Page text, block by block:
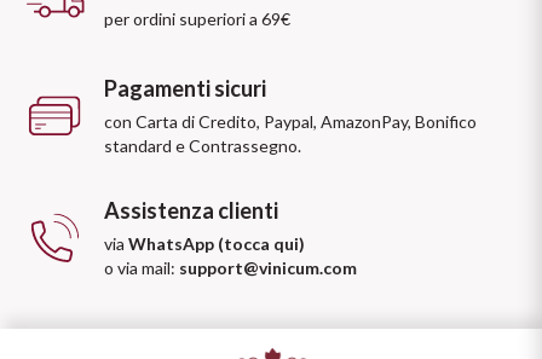
per ordini superiori a 69€
Pagamenti sicuri
con Carta di Credito, Paypal, AmazonPay, Bonifico
standard e Contrassegno.
Assistenza clienti
via WhatsApp (tocca qui)
o via mail: support@vinicum.com